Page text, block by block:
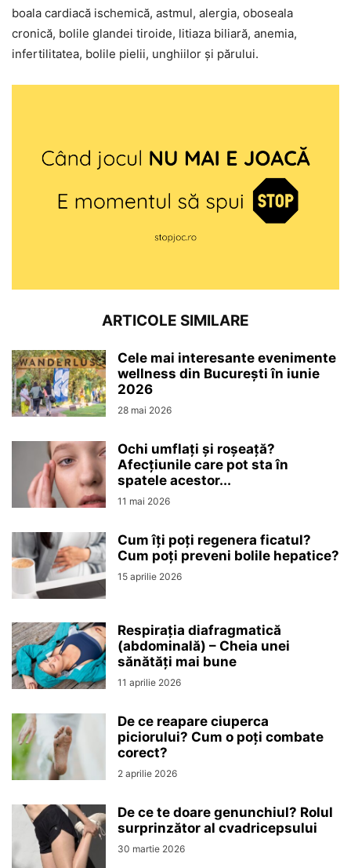
boala cardiacă ischemică, astmul, alergia, oboseala
cronică, bolile glandei tiroide, litiaza biliară, anemia,
infertilitatea, bolile pielii, unghiilor și părului.
ARTICOLE SIMILARE
Cele mai interesante evenimente
wellness din București în iunie
2026
28 mai 2026
Ochi umflați și roșeață?
Afecțiunile care pot sta în
spatele acestor...
11 mai 2026
Cum îți poți regenera ficatul?
Cum poți preveni bolile hepatice?
15 aprilie 2026
Respirația diafragmatică
(abdominală) – Cheia unei
sănătăți mai bune
11 aprilie 2026
De ce reapare ciuperca
piciorului? Cum o poți combate
corect?
2 aprilie 2026
De ce te doare genunchiul? Rolul
surprinzător al cvadricepsului
30 martie 2026